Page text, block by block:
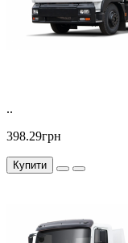
..
398.29грн
Купити